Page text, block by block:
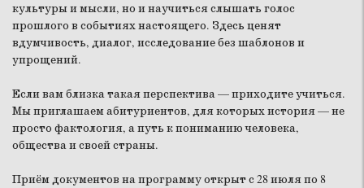
культуры и мысли, но и научиться слышать голос
прошлого в событиях настоящего. Здесь ценят
вдумчивость, диалог, исследование без шаблонов и
упрощений.
Если вам близка такая перспектива — приходите учиться.
Мы приглашаем абитуриентов, для которых история — не
просто фактология, а путь к пониманию человека,
общества и своей страны.
Приём документов на программу открыт с 28 июля по 8